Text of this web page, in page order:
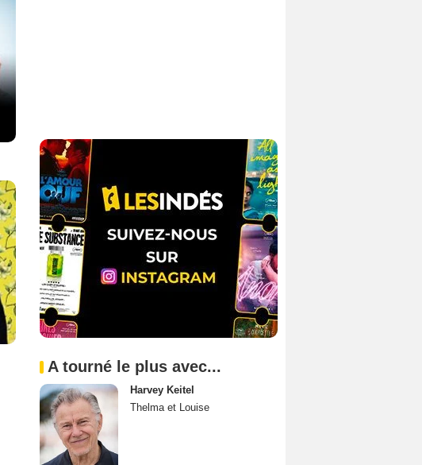
A tourné le plus avec...
Harvey Keitel
Thelma et Louise